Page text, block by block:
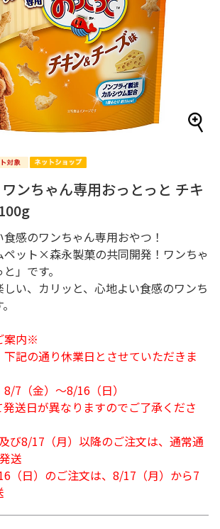
ンちゃん専用おっとっと チキ
感のワンちゃん専用おやつ！
ペット×森永製菓の共同開発！ワンちゃ
」です。
しい、カリッと、心地よい食感のワンち
案内※
記の通り休業日とさせていただきま
7（金）～8/16（日）
送日が異なりますのでご了承くださ
び8/17（月）以降のご注文は、通常通
送
（日）のご注文は、8/17（月）から7